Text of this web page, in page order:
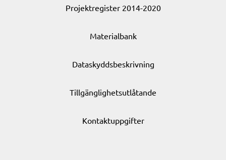
Projektregister 2014-2020
Materialbank
Dataskyddsbeskrivning
Tillgänglighetsutlåtande
Kontaktuppgifter